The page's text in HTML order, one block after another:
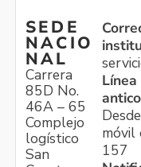
SEDE
NACIO
NAL
Carrera
85D No.
46A – 65
Complejo
logístico
San
Línea
Desde
móvil
157